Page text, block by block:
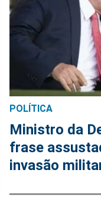
POLÍTICA
Ministro da
frase
invasão